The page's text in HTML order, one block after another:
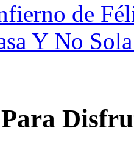
de
Y No